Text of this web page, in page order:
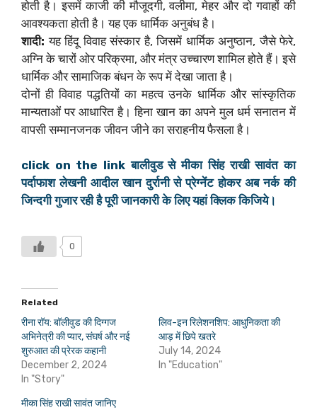
होती है। इसमें काजी की मौजूदगी, वलीमा, मेहर और दो गवाहों की
आवश्यकता होती है। यह एक धार्मिक अनुबंध है।
शादी: यह हिंदू विवाह संस्कार है, जिसमें धार्मिक अनुष्ठान, जैसे फेरे,
अग्नि के चारों ओर परिक्रमा, और मंत्र उच्चारण शामिल होते हैं। इसे
धार्मिक और सामाजिक बंधन के रूप में देखा जाता है।
दोनों ही विवाह पद्धतियों का महत्व उनके धार्मिक और सांस्कृतिक
मान्यताओं पर आधारित है। हिना खान का अपने मुल धर्म सनातन में
वापसी सम्मानजनक जीवन जीने का सराहनीय फैसला है।
click on the link बालीवुड से मीका सिंह राखी सावंत का
पर्दाफाश लेखनी आदील खान दुर्रानी से प्रेग्नेंट होकर अब नर्क की
जिन्दगी गुजार रही है पूरी जानकारी के लिए यहां क्लिक किजिये।
0
Related
रीना रॉय: बॉलीवुड की दिग्गज
अभिनेत्री की प्यार, संघर्ष और नई
शुरुआत की प्रेरक कहानी
December 2, 2024
In "Story"
लिव-इन रिलेशनशिप: आधुनिकता की
आड़ में छिपे खतरे
July 14, 2024
In "Education"
मीका सिंह राखी सावंत जानिए